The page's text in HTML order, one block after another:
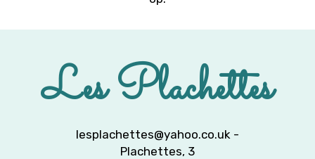
Les Plachettes
lesplachettes@yahoo.co.uk -
Plachettes, 3